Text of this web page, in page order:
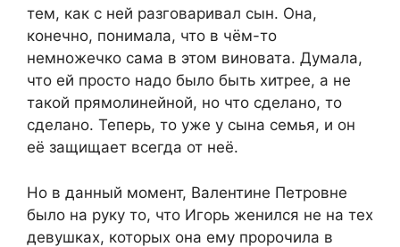
тем, как с ней разговаривал сын. Она,
конечно, понимала, что в чём-то
немножечко сама в этом виновата. Думала,
что ей просто надо было быть хитрее, а не
такой прямолинейной, но что сделано, то
сделано. Теперь, то уже у сына семья, и он
её защищает всегда от неё.
Но в данный момент, Валентине Петровне
было на руку то, что Игорь женился не на тех
девушках, которых она ему пророчила в